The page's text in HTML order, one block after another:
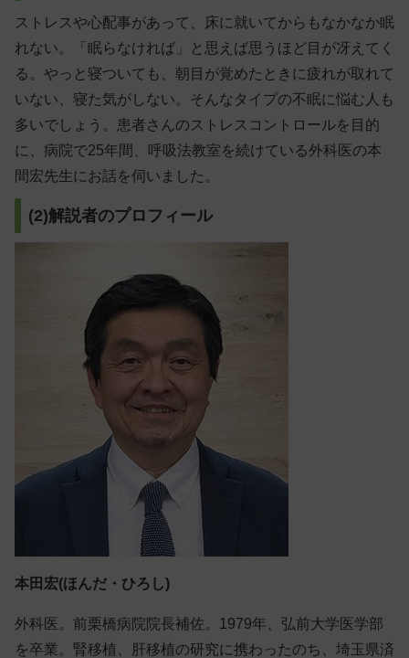
ストレスや心配事があって、床に就いてからもなかなか眠
れない。「眠らなければ」と思えば思うほど目が冴えてく
る。やっと寝ついても、朝目が覚めたときに疲れが取れて
いない、寝た気がしない。そんなタイプの不眠に悩む人も
多いでしょう。患者さんのストレスコントロールを目的
に、病院で25年間、呼吸法教室を続けている外科医の本
間宏先生にお話を伺いました。
(2)解説者のプロフィール
本田宏(ほんだ・ひろし)
外科医。前栗橋病院院長補佐。1979年、弘前大学医学部
を卒業。腎移植、肝移植の研究に携わったのち、埼玉県済